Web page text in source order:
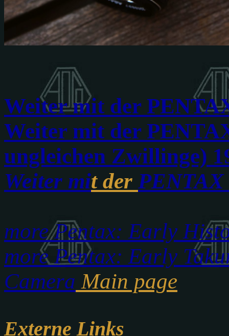
Weiter mit der
Weiter mit der
ungleichen Zwillinge)
Weiter mit der PENTAX
more Pentax: Early
more Pentax: Early
Camera Main page
Externe Links